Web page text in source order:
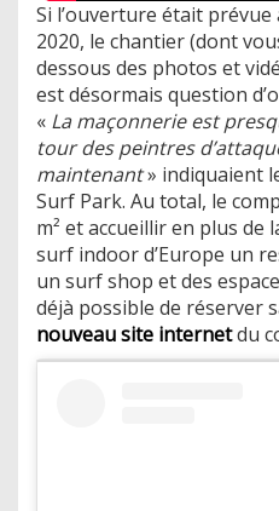
Si l’ouverture était
2020, le chantier (dont
dessous des photos et
est désormais question
« La maçonnerie est
tour des peintres
maintenant» indiquaient
Surf Park. Au total, le
m² et accueillir en plus de
surf indoor d’Europe un
un surf shop et des
déjà possible de réserver
nouveau site internetdu